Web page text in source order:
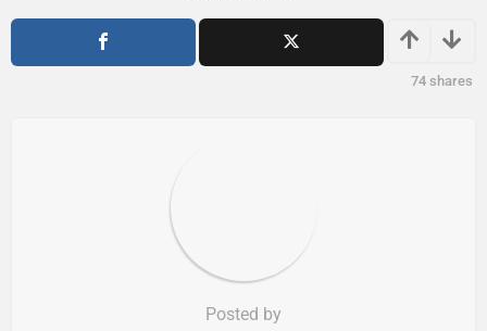
i
o
74 shares
Posted by